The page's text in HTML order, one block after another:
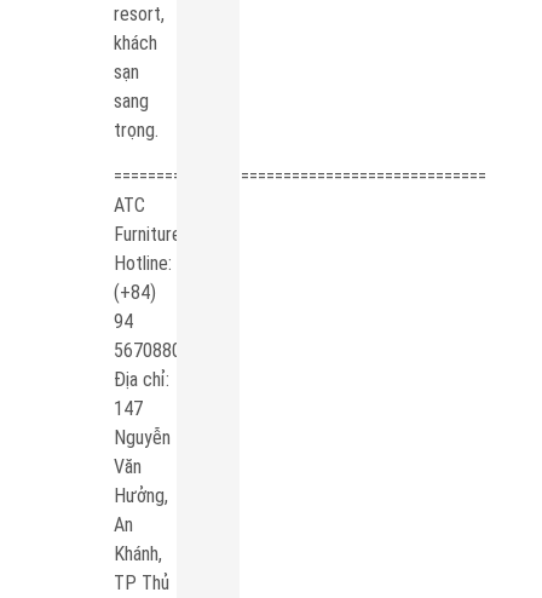
resort,
khách
sạn
sang
trọng.
============================================
ATC
Furniture
Hotline:
(+84)
94
5670880
Địa chỉ:
147
Nguyễn
Văn
Hưởng,
An
Khánh,
TP Thủ